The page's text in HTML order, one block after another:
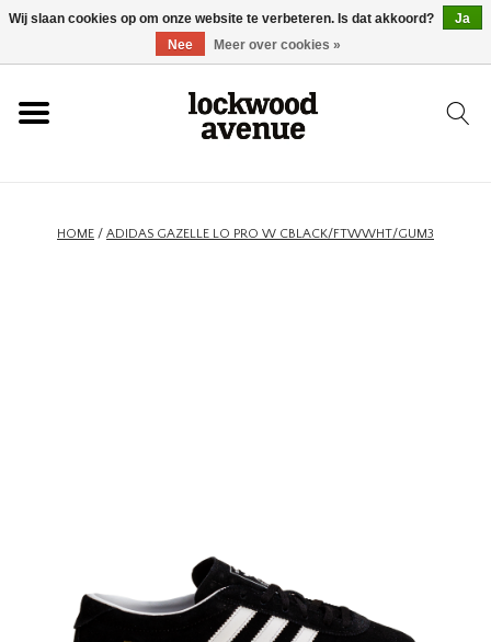
HOME
NIEUWHOME / ADIDAS GAZELLE LO PRO W CBLACK/FTWWHT/GUM3
Wij slaan cookies op om onze website te verbeteren. Is dat akkoord?
Ja
Nee
Meer over cookies »